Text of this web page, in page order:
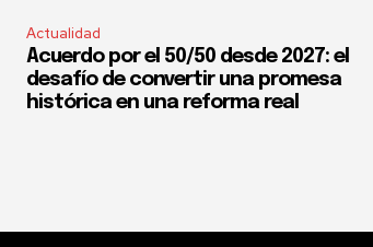
Actualidad
Acuerdo por el 50/50 desde 2027: el
desafío de convertir una promesa
histórica en una reforma real